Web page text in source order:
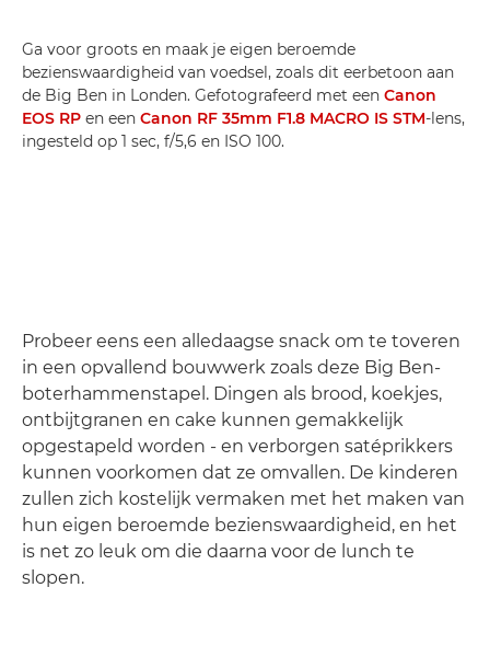
Ga voor groots en maak je eigen beroemde
bezienswaardigheid van voedsel, zoals dit eerbetoon aan
de Big Ben in Londen. Gefotografeerd met een Canon
EOS RP en een Canon RF 35mm F1.8 MACRO IS STM-lens,
ingesteld op 1 sec, f/5,6 en ISO 100.
Probeer eens een alledaagse snack om te toveren
in een opvallend bouwwerk zoals deze Big Ben-
boterhammenstapel. Dingen als brood, koekjes,
ontbijtgranen en cake kunnen gemakkelijk
opgestapeld worden - en verborgen satéprikkers
kunnen voorkomen dat ze omvallen. De kinderen
zullen zich kostelijk vermaken met het maken van
hun eigen beroemde bezienswaardigheid, en het
is net zo leuk om die daarna voor de lunch te
slopen.